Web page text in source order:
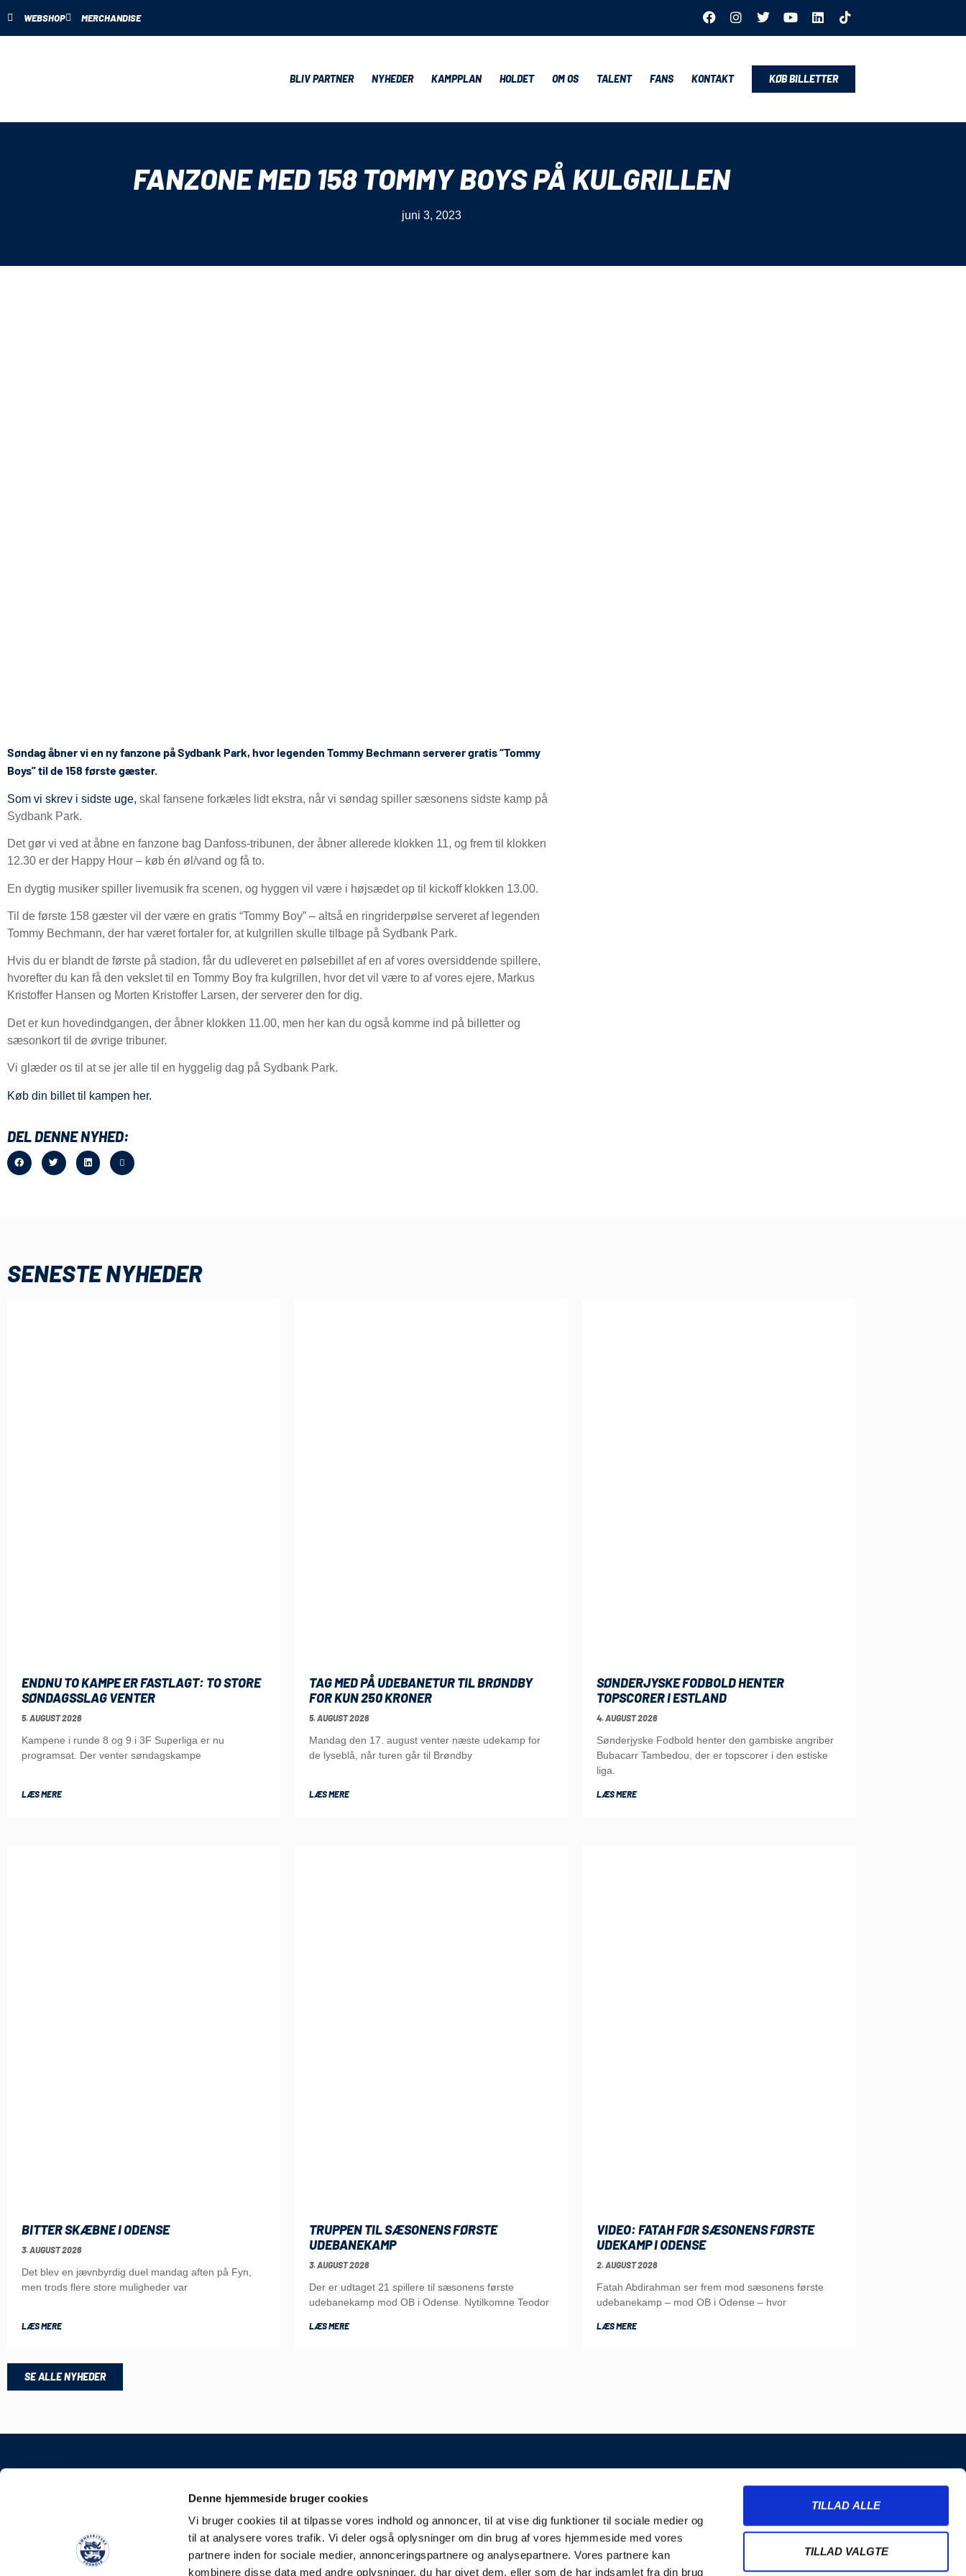
Denne hjemmeside bruger cookies
Vi bruger cookies til at tilpasse vores indhold og annoncer, til at vise dig funktioner til sociale medier og
til at analysere vores trafik. Vi deler også oplysninger om din brug af vores hjemmeside med vores
partnere inden for sociale medier, annonceringspartnere og analysepartnere. Vores partnere kan
kombinere disse data med andre oplysninger, du har givet dem, eller som de har indsamlet fra din brug
TILLAD ALLE
TILLAD VALGTE
WEBSHOP MERCHANDISE
BLIV PARTNER NYHEDER KAMPPLAN HOLDET OM OS TALENT FANS KONTAKT KØB BILLETTER
FANZONE MED 158 TOMMY BOYS PÅ KULGRILLEN
juni 3, 2023
Søndag åbner vi en ny fanzone på Sydbank Park, hvor legenden Tommy Bechmann serverer gratis “Tommy
Boys” til de 158 første gæster.
Som vi skrev i sidste uge, skal fansene forkæles lidt ekstra, når vi søndag spiller sæsonens sidste kamp på
Sydbank Park.
Det gør vi ved at åbne en fanzone bag Danfoss-tribunen, der åbner allerede klokken 11, og frem til klokken
12.30 er der Happy Hour – køb én øl/vand og få to.
En dygtig musiker spiller livemusik fra scenen, og hyggen vil være i højsædet op til kickoff klokken 13.00.
Til de første 158 gæster vil der være en gratis “Tommy Boy” – altså en ringriderpølse serveret af legenden
Tommy Bechmann, der har været fortaler for, at kulgrillen skulle tilbage på Sydbank Park.
Hvis du er blandt de første på stadion, får du udleveret en pølsebillet af en af vores oversiddende spillere,
hvorefter du kan få den vekslet til en Tommy Boy fra kulgrillen, hvor det vil være to af vores ejere, Markus
Kristoffer Hansen og Morten Kristoffer Larsen, der serverer den for dig.
Det er kun hovedindgangen, der åbner klokken 11.00, men her kan du også komme ind på billetter og
sæsonkort til de øvrige tribuner.
Vi glæder os til at se jer alle til en hyggelig dag på Sydbank Park.
Køb din billet til kampen her.
DEL DENNE NYHED:
SENESTE NYHEDER
ENDNU TO KAMPE ER FASTLAGT: TO STORE
SØNDAGSSLAG VENTER
5. AUGUST 2026
Kampene i runde 8 og 9 i 3F Superliga er nu
programsat. Der venter søndagskampe
LÆS MERE
TAG MED PÅ UDEBANETUR TIL BRØNDBY
FOR KUN 250 KRONER
5. AUGUST 2026
Mandag den 17. august venter næste udekamp for
de lyseblå, når turen går til Brøndby
LÆS MERE
SØNDERJYSKE FODBOLD HENTER
TOPSCORER I ESTLAND
4. AUGUST 2026
Sønderjyske Fodbold henter den gambiske angriber
Bubacarr Tambedou, der er topscorer i den estiske
liga.
LÆS MERE
BITTER SKÆBNE I ODENSE
3. AUGUST 2026
Det blev en jævnbyrdig duel mandag aften på Fyn,
men trods flere store muligheder var
LÆS MERE
TRUPPEN TIL SÆSONENS FØRSTE
UDEBANEKAMP
3. AUGUST 2026
Der er udtaget 21 spillere til sæsonens første
udebanekamp mod OB i Odense. Nytilkomne Teodor
LÆS MERE
VIDEO: FATAH FØR SÆSONENS FØRSTE
UDEKAMP I ODENSE
2. AUGUST 2026
Fatah Abdirahman ser frem mod sæsonens første
udebanekamp – mod OB i Odense – hvor
LÆS MERE
SE ALLE NYHEDER
Stadionvej 5, 6100 Haderslev
E-mail: kontakt@soenderjyskefodbold.dk
Tlf: +45 4248 0387
Fakturering
Merchandise
Handelsbetingelser